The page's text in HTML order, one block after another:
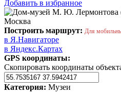
Добавить в избранное
Москва
Построить маршрут: Для
в Я.Навигаторе
в Яндекс.Картах
GPS координаты:
Скопировать координаты
Категория: Музеи